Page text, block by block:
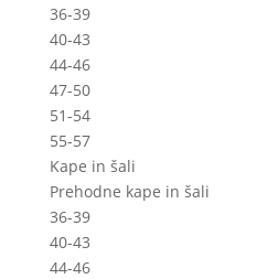
36-39
40-43
44-46
47-50
51-54
55-57
Kape in šali
Prehodne kape in šali
36-39
40-43
44-46